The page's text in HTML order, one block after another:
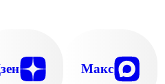
Макс